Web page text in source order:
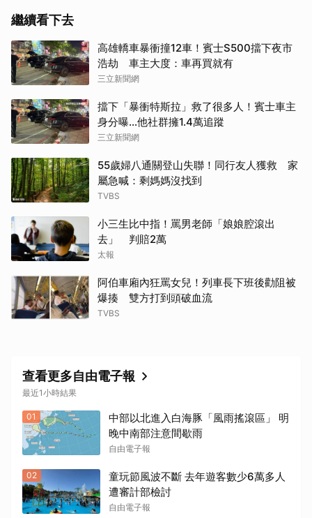
繼續看下去
高雄轎車暴衝撞12車！賓士S500擋下夜市
浩劫 車主大度：車再買就有
三立新聞網
擋下「暴衝特斯拉」救了很多人！賓士車主
身分曝…他社群擁1.4萬追蹤
三立新聞網
55歲婦八通關登山失聯！同行友人獲救 家
屬急喊：剩媽媽沒找到
TVBS
小三生比中指！罵男老師「娘娘腔滾出
去」 判賠2萬
太報
阿伯車廂內狂罵女兒！列車長下班後勸阻被
爆揍 雙方打到頭破血流
TVBS
查看更多自由電子報
最近1小時結果
01
中部以北進入白海豚「風雨搖滾區」 明
晚中南部注意間歇雨
自由電子報
02
童玩節風波不斷 去年遊客數少6萬多人
遭審計部檢討
自由電子報
取消